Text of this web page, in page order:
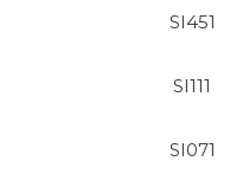
SI451
SI111
SI071